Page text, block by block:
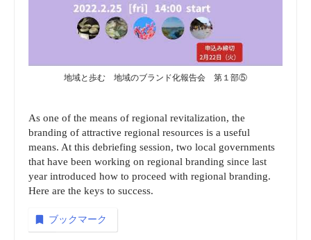
地域と歩む 地域のブランド化報告会 第１部⑤
As one of the means of regional revitalization, the
branding of attractive regional resources is a useful
means. At this debriefing session, two local governments
that have been working on regional branding since last
year introduced how to proceed with regional branding.
Here are the keys to success.
ブックマーク